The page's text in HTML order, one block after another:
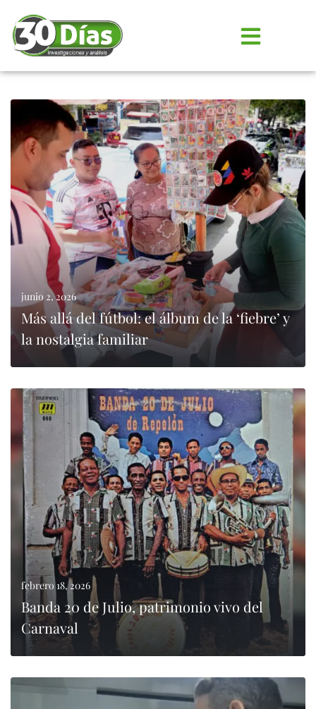
junio 2, 2026
Más allá del fútbol: el álbum de la ‘fiebre’ y
la nostalgia familiar
LEER MÁS
febrero 18, 2026
Banda 20 de Julio, patrimonio vivo del
Carnaval